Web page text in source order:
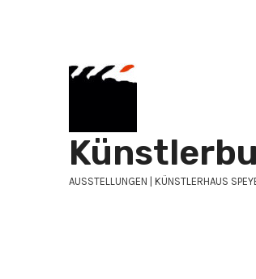
AUSSTELLUNGEN | KÜNSTLERHAUS